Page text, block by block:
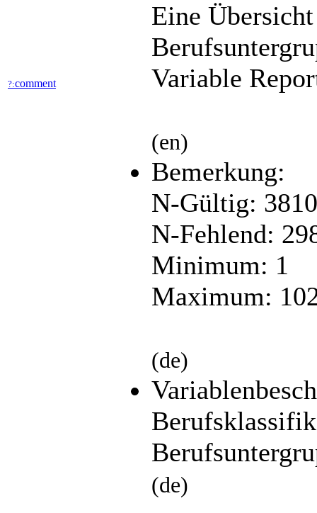
?:comment
Eine
Variable
(en)
Bemerkung:
N-Gültig:
N-Fehlend:
Minimum: 1
Maximum:
(de)
(de)